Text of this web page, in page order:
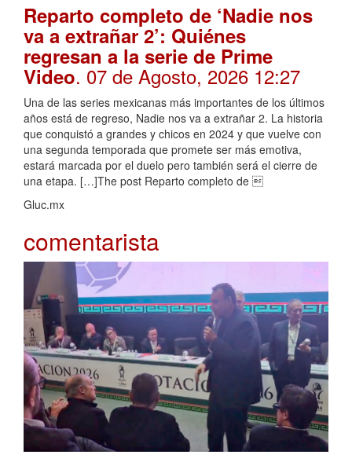
Reparto completo de ‘Nadie nos
va a extrañar 2’: Quiénes
regresan a la serie de Prime
Video. 07 de Agosto, 2026 12:27
Una de las series mexicanas más importantes de los últimos
años está de regreso, Nadie nos va a extrañar 2. La historia
que conquistó a grandes y chicos en 2024 y que vuelve con
una segunda temporada que promete ser más emotiva,
estará marcada por el duelo pero también será el cierre de
una etapa. […]The post Reparto completo de 
Gluc.mx
comentarista